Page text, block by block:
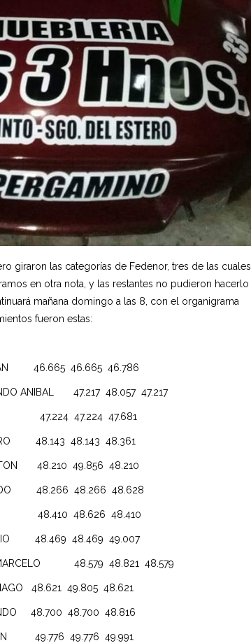
giraron las categorías de Fedenor, tres de las cuales
en otra nota, y las restantes no pudieron hacerlo
mañana domingo a las 8, con el organigrama
fueron estas:
46.665 46.786
47.217 48.057 47.217
47.224 47.681
48.143 48.143 48.361
48.210 49.856 48.210
48.266 48.628
48.626 48.410
48.469 49.007
48.579 48.821 48.579
48.621 49.805 48.621
48.700 48.700 48.816
49.776 49.991